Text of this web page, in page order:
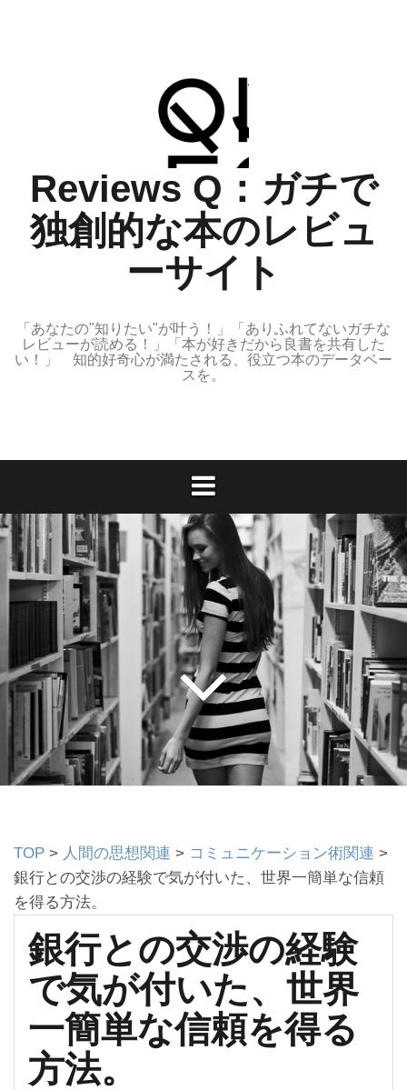
Reviews Q：ガチで
独創的な本のレビュ
ーサイト
「あなたの"知りたい"が叶う！」「ありふれてないガチな
レビューが読める！」「本が好きだから良書を共有した
い！」 知的好奇心が満たされる、役立つ本のデータベー
スを。
TOP > 人間の思想関連 > コミュニケーション術関連 >
銀行との交渉の経験で気が付いた、世界一簡単な信頼
を得る方法。
銀行との交渉の経験
で気が付いた、世界
一簡単な信頼を得る
方法。